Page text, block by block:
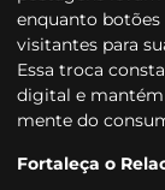
enquanto
visitantes para
Essa troca
digital e mantém
mente do
Fortaleça o